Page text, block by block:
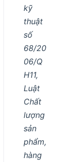
kỹ
thuật
số
68/20
06/Q
H11,
Luật
Chất
lượng
sản
phẩm,
hàng